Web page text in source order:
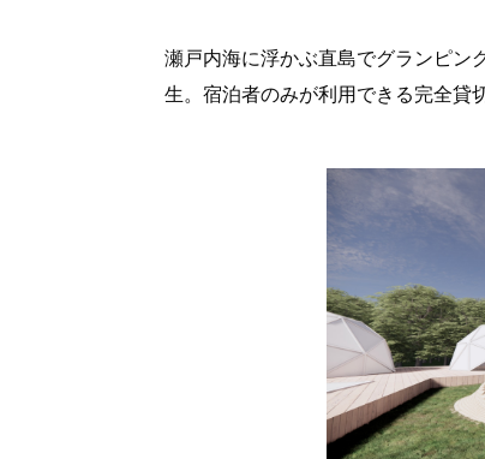
瀬戸内海に浮かぶ直島でグランピン
生。宿泊者のみが利用できる完全貸